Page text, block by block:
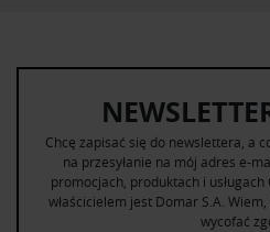
Chcę zapisać się do newslettera, a
na przesyłanie na mój adres e-
promocjach, produktach i
właścicielem jest Domar S.A.
wycofać